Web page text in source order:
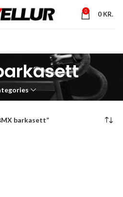
0 0 KR.
barkasett”